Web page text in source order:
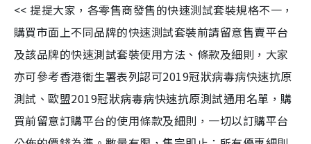
<< 提提大家，各零售商發售的快速測試套裝規格不一，
購買市面上不同品牌的快速測試套裝前請留意售賣平台
及該品牌的快速測試套裝使用方法、條款及細則，大家
亦可參考香港衞生署表列認可2019冠狀病毒病快速抗原
測試、歐盟2019冠狀病毒病快速抗原測試通用名單，購
買前留意訂購平台的使用條款及細則，一切以訂購平台